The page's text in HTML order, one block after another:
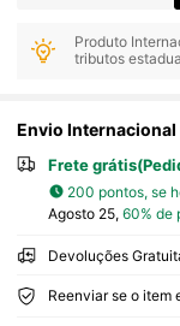
Produto
tributos
Envio Internacional
Frete
200 pontos, se
Agosto 25, 60% de
Devoluções